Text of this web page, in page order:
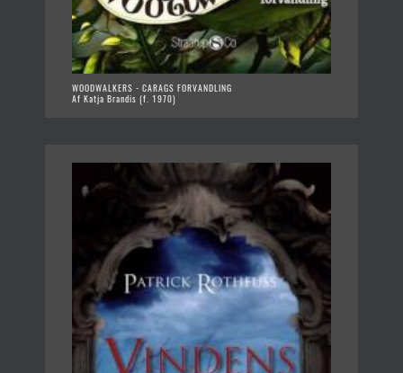
WOODWALKERS - CARAGS FORVANDLING
Af Katja Brandis (f. 1970)